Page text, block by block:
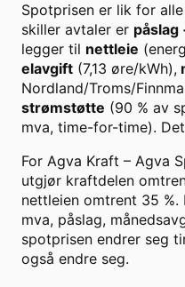
Spotprisen er lik for
skiller avtaler er påslag
legger til nettleie
elavgift (7,13 øre/kWh),
Nordland/Troms/
strømstøtte (90 % av
mva, time-for-time).
For Agva Kraft – Agva
utgjør kraftdelen
nettleien omtrent 35
mva, påslag,
spotprisen endrer seg
også endre seg.